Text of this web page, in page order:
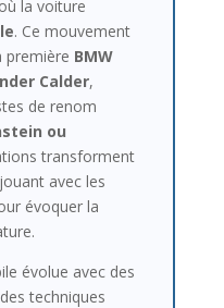
la voiture
. Ce mouvement
première BMW
Calder,
de renom
ou
transforment
avec les
évoquer la
évolue avec des
techniques